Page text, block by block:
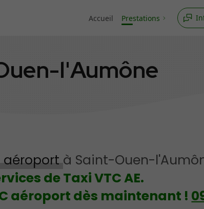
Accueil Prestations
l'Aumône
aéroport à Saint-Ouen-
de Taxi VTC AE.
aéroport dès maintenant !